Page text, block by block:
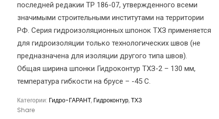
последней редакии ТР 186-07, утвержденного всеми
значимыми строительными институтами на территории
РФ. Серия гидроизоляционных шпонок ТХЗ применяется
для гидроизоляции только технологических швов (не
предназначена для изоляции другого типа швов).
Общая ширина шпонки Гидроконтур ТХЗ-2 – 130 мм,
температура гибкости на брусе – -45 С.
Категории: Гидро-ГАРАНТ, Гидроконтур,ТХЗ
Share